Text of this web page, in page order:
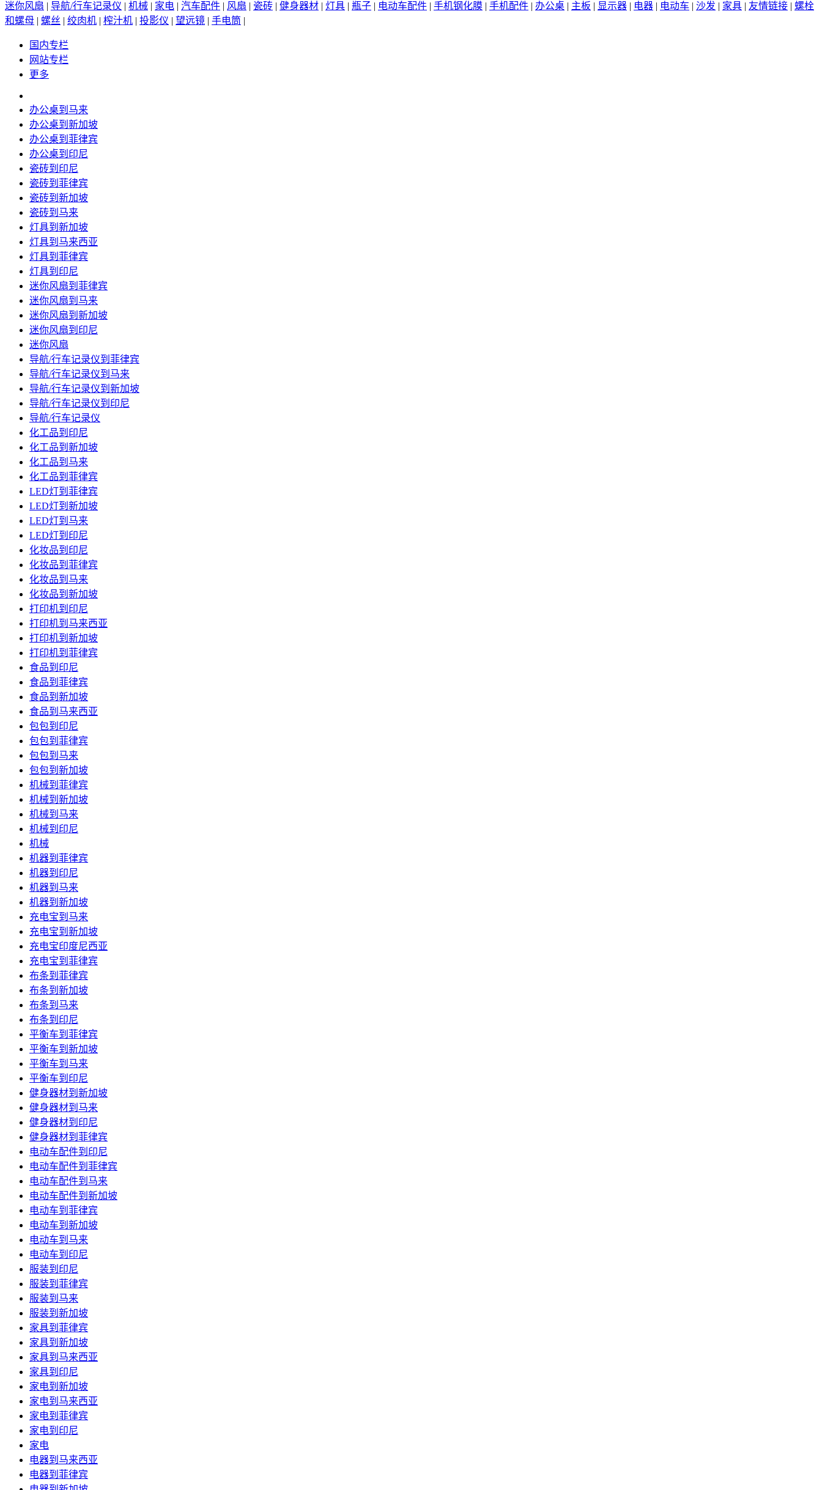
迷你风扇 | 导航/行车记录仪 | 机械 | 家电 | 汽车配件 | 风扇 | 瓷砖 | 健身器材 | 灯具 | 瓶子 | 电动车配件 | 手机钢化膜 | 手机配件 | 办公桌 | 主板 | 显示器 | 电器 | 电动车 | 沙发 | 家具 | 友情链接 | 螺栓
和螺母 | 螺丝 | 绞肉机 | 榨汁机 | 投影仪 | 望远镜 | 手电筒 |
国内专栏
网站专栏
更多
办公桌到马来
办公桌到新加坡
办公桌到菲律宾
办公桌到印尼
瓷砖到印尼
瓷砖到菲律宾
瓷砖到新加坡
瓷砖到马来
灯具到新加坡
灯具到马来西亚
灯具到菲律宾
灯具到印尼
迷你风扇到菲律宾
迷你风扇到马来
迷你风扇到新加坡
迷你风扇到印尼
迷你风扇
导航/行车记录仪到菲律宾
导航/行车记录仪到马来
导航/行车记录仪到新加坡
导航/行车记录仪到印尼
导航/行车记录仪
化工品到印尼
化工品到新加坡
化工品到马来
化工品到菲律宾
LED灯到菲律宾
LED灯到新加坡
LED灯到马来
LED灯到印尼
化妆品到印尼
化妆品到菲律宾
化妆品到马来
化妆品到新加坡
打印机到印尼
打印机到马来西亚
打印机到新加坡
打印机到菲律宾
食品到印尼
食品到菲律宾
食品到新加坡
食品到马来西亚
包包到印尼
包包到菲律宾
包包到马来
包包到新加坡
机械到菲律宾
机械到新加坡
机械到马来
机械到印尼
机械
机器到菲律宾
机器到印尼
机器到马来
机器到新加坡
充电宝到马来
充电宝到新加坡
充电宝印度尼西亚
充电宝到菲律宾
布条到菲律宾
布条到新加坡
布条到马来
布条到印尼
平衡车到菲律宾
平衡车到新加坡
平衡车到马来
平衡车到印尼
健身器材到新加坡
健身器材到马来
健身器材到印尼
健身器材到菲律宾
电动车配件到印尼
电动车配件到菲律宾
电动车配件到马来
电动车配件到新加坡
电动车到菲律宾
电动车到新加坡
电动车到马来
电动车到印尼
服装到印尼
服装到菲律宾
服装到马来
服装到新加坡
家具到菲律宾
家具到新加坡
家具到马来西亚
家具到印尼
家电到新加坡
家电到马来西亚
家电到菲律宾
家电到印尼
家电
电器到马来西亚
电器到菲律宾